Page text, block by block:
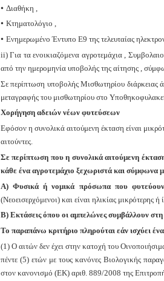
• Διαθήκη ,
• Κτηματολόγιο ,
• Ενημερωμένο Έντυπο Ε9 της τελευταίας
ii) Για τα ενοικιαζόμενα αγροτεμάχια ,
από την ημερομηνία υποβολής της αίτησης ,
Σε περίπτωση υποβολής Μισθωτηρίου διάρκειας
μεταγραφής του μισθωτηρίου στο
Χορήγηση αδειών νέων φυτεύσεων
Εφόσον η συνολικά αιτούμενη έκταση είναι
αιτούντες.
Σε περίπτωση που η συνολικά αιτούμενη
κάθε ένα αγροτεμάχιο ξεχωριστά και σύμφωνα
Α) Φυσικά ή νομικά πρόσωπα που
(Νεοεισερχόμενοι) και είναι ηλικίας μικρότερης ή
Β) Εκτάσεις όπου οι αμπελώνες συμβάλλουν
Το παραπάνω κριτήριο πληρούται εάν ισχύει
(1) Ο αιτών δεν έχει στην κατοχή του
πέντε (5) ετών με τους κανόνες Βιολογικής
στον κανονισμό (ΕΚ) αριθ. 889/2008 της